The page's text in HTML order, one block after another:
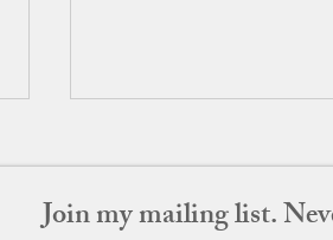
Join my mailing list.